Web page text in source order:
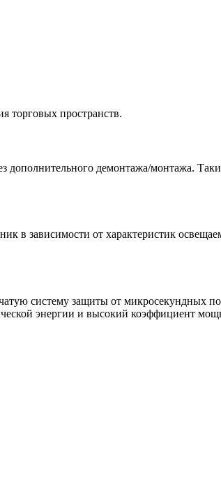
торговых пространств.
дополнительного демонтажа/монтажа.
в зависимости от характеристик
систему защиты от микросекундных
энергии и высокий коэффициент